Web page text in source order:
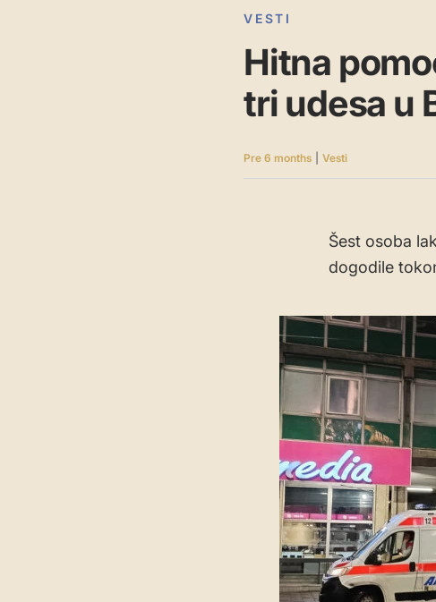
VESTI
Hitna
tri udesa u
Pre 6 months Vesti
Šest osoba
dogodile